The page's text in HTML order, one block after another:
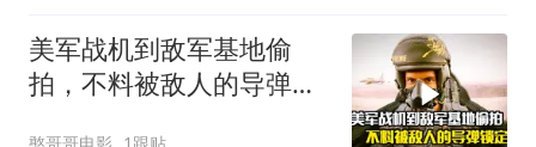
美军战机到敌军基地偷
拍，不料被敌人的导弹锁